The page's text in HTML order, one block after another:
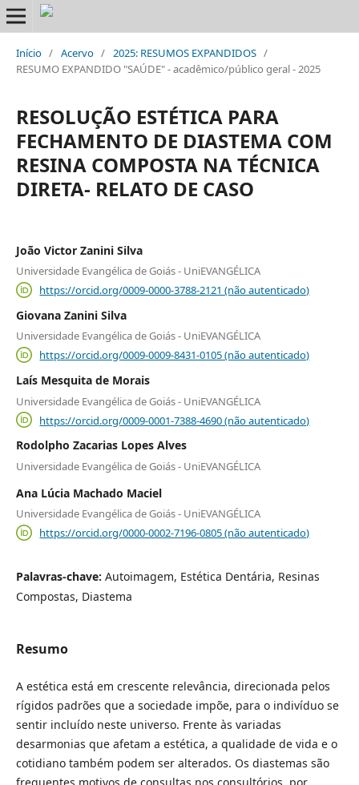
Início / Acervo / 2025: RESUMOS EXPANDIDOS /
RESUMO EXPANDIDO "SAÚDE" - acadêmico/público geral - 2025
RESOLUÇÃO ESTÉTICA PARA
FECHAMENTO DE DIASTEMA COM
RESINA COMPOSTA NA TÉCNICA
DIRETA- RELATO DE CASO
João Victor Zanini Silva
Universidade Evangélica de Goiás - UniEVANGÉLICA
https://orcid.org/0009-0000-3788-2121 (não autenticado)
Giovana Zanini Silva
Universidade Evangélica de Goiás - UniEVANGÉLICA
https://orcid.org/0009-0009-8431-0105 (não autenticado)
Laís Mesquita de Morais
Universidade Evangélica de Goiás - UniEVANGÉLICA
https://orcid.org/0009-0001-7388-4690 (não autenticado)
Rodolpho Zacarias Lopes Alves
Universidade Evangélica de Goiás - UniEVANGÉLICA
Ana Lúcia Machado Maciel
Universidade Evangélica de Goiás - UniEVANGÉLICA
https://orcid.org/0000-0002-7196-0805 (não autenticado)
Palavras-chave: Autoimagem, Estética Dentária, Resinas
Compostas, Diastema
Resumo
A estética está em crescente relevância, direcionada pelos
rígidos padrões que a sociedade impõe, para o indivíduo se
sentir incluído neste universo. Frente às variadas
desarmonias que afetam a estética, a qualidade de vida e o
cotidiano também podem ser alterados. Os diastemas são
frequentes motivos de consultas nos consultórios, por